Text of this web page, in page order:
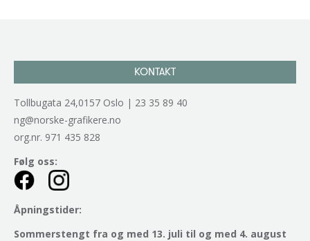
KONTAKT
Tollbugata 24,0157 Oslo | 23 35 89 40
ng@norske-grafikere.no
org.nr. 971 435 828
Følg oss:
Åpningstider:
Sommerstengt fra og med 13. juli til og med 4. august